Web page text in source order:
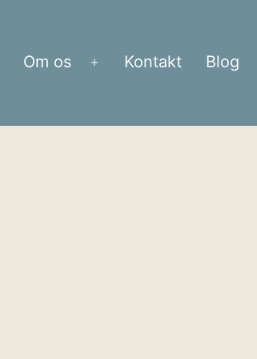
Om os Kontakt Blog